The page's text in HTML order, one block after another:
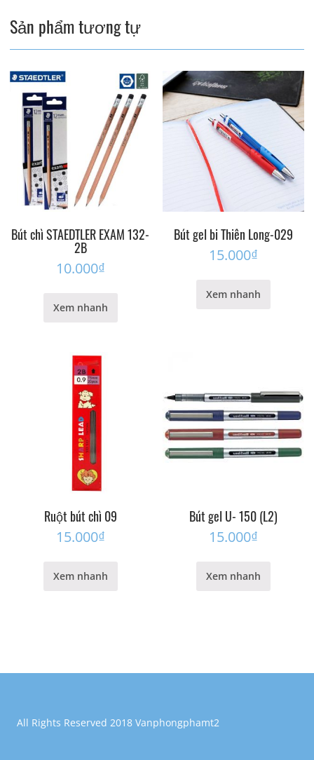
Sản phẩm tương tự
Bút chì STAEDTLER EXAM 132-
2B
10.000₫
Xem nhanh
Bút gel bi Thiên Long-029
15.000₫
Xem nhanh
Ruột bút chì 09
15.000₫
Xem nhanh
Bút gel U- 150 (L2)
15.000₫
Xem nhanh
All Rights Reserved 2018 Vanphongphamt2